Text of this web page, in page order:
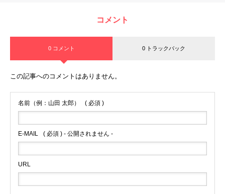
コメント
0 コメント 0 トラックバック
この記事へのコメントはありません。
名前（例：山田 太郎） ( 必須 )
E-MAIL ( 必須 ) - 公開されません -
URL